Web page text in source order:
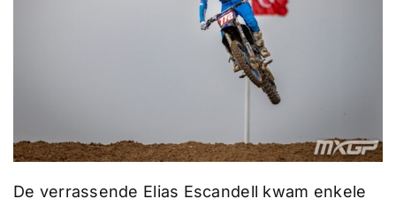
De verrassende Elias Escandell kwam enkele